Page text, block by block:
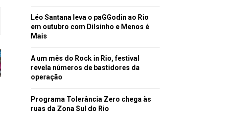
Léo Santana leva o paGGodin ao Rio
em outubro com Dilsinho e Menos é
Mais
A um mês do Rock in Rio, festival
revela números de bastidores da
operação
Programa Tolerância Zero chega às
ruas da Zona Sul do Rio